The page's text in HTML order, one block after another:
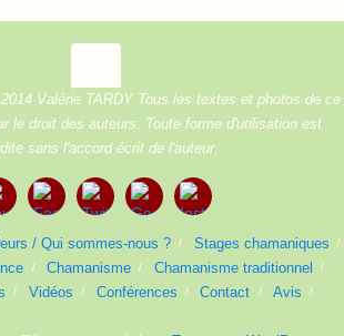
Valérie TARDY Tous les textes et photos de ce
le droit des auteurs. Toute forme d'utilisation est
sans l'accord écrit de l'auteur.
/ Qui sommes-nous ?
Stages chamaniques
Chamanisme
Chamanisme traditionnel
Vidéos Conférences Contact
Avis